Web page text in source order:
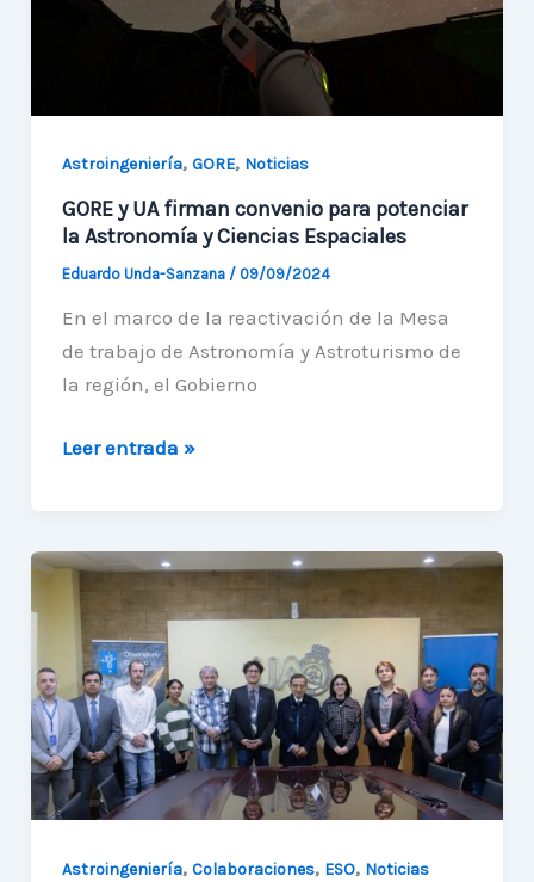
Astroingeniería, GORE, Noticias
GORE y UA firman convenio para potenciar
la Astronomía y Ciencias Espaciales
Eduardo Unda-Sanzana / 09/09/2024
En el marco de la reactivación de la Mesa
de trabajo de Astronomía y Astroturismo de
la región, el Gobierno
GORE
firman
convenio
para
potenciar
la
Astronomía
y
Ciencias
Espaciales
Leer entrada »
Astroingeniería, Colaboraciones, ESO, Noticias